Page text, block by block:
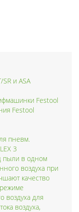
и ASA
Festool
Festool
пневм.
3
пыли в одном
воздуха при
качество
воздуха для
воздуха,